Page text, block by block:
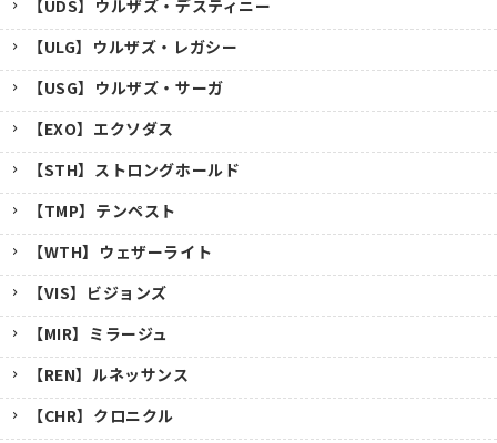
【UDS】ウルザズ・デスティニー
【ULG】ウルザズ・レガシー
【USG】ウルザズ・サーガ
【EXO】エクソダス
【STH】ストロングホールド
【TMP】テンペスト
【WTH】ウェザーライト
【VIS】ビジョンズ
【MIR】ミラージュ
【REN】ルネッサンス
【CHR】クロニクル